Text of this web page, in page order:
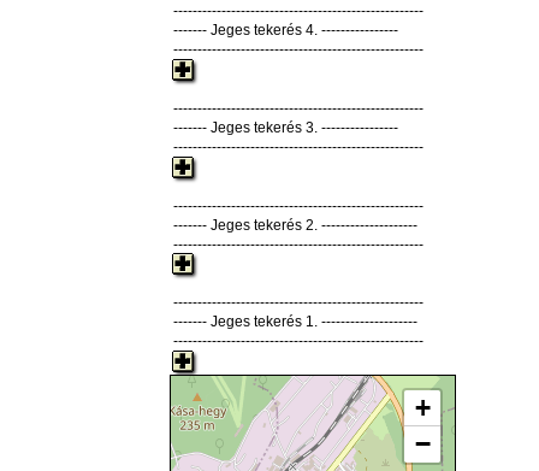
----------------------------------------------------
------- Jeges tekerés 4. ----------------
----------------------------------------------------
----------------------------------------------------
------- Jeges tekerés 3. ----------------
----------------------------------------------------
----------------------------------------------------
------- Jeges tekerés 2. --------------------
----------------------------------------------------
----------------------------------------------------
------- Jeges tekerés 1. --------------------
----------------------------------------------------
+
−